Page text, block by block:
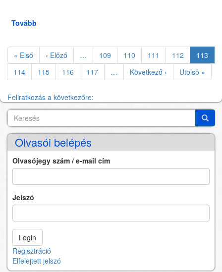
Tovább
Oldalszámozás
Első
oldal
« Első
Előző
oldal
‹ Előző … Oldal
109 Oldal
110 Oldal
111 Oldal
112
oldal
113
Oldal
114 Oldal
115 Oldal
116 Oldal
117 …
Következő
oldal
Következő ›
Utolsó
oldal
Utolsó »
Feliratkozás a következőre:
Search
Keresés
Olvasói belépés
Olvasójegy szám / e-mail cím
Jelszó
Regisztráció
Elfelejtett jelszó